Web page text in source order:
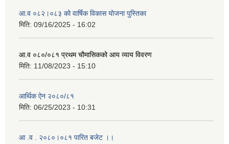
आ.व ०८२।०८३ को वार्षिक विकास योजना पुस्तिका
मिति: 09/16/2025 - 16:02
आ.व ०८०/०८१ प्रथम चौमासिकको आय व्याय विवरण
मिति: 11/08/2023 - 15:10
आर्थिक ऐन २०८०/८१
मिति: 06/25/2023 - 10:31
आ .व . २०८०।०८१ पारित बजेट ।।